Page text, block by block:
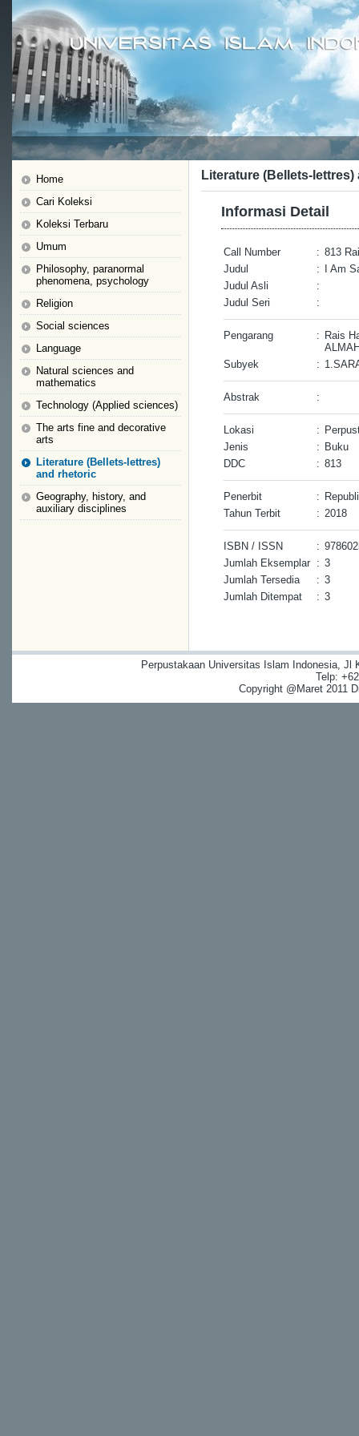
Home
Cari Koleksi
Koleksi Terbaru
Umum
Philosophy, paranormal
phenomena, psychology
Religion
Social sciences
Language
Natural sciences and
mathematics
Technology (Applied sciences)
The arts fine and decorative
arts
Literature (Bellets-lettres)
and rhetoric
Geography, history, and
auxiliary disciplines
Literature (Bellets-
Informasi Detail
Call Number : 813
Judul
:
I Am
Judul Asli
:
Judul Seri
:
Pengarang : Rais
Subyek
:
Abstrak :
Lokasi :
Jenis
: Buku
DDC
: 813
Penerbit :
Tahun Terbit
: 2018
ISBN / ISSN :
Jumlah Eksemplar : 3
Jumlah Tersedia
: 3
Jumlah Ditempat
: 3
Perpustakaan Universitas Islam Indonesia, Jl
Telp:
Copyright @Maret 2011